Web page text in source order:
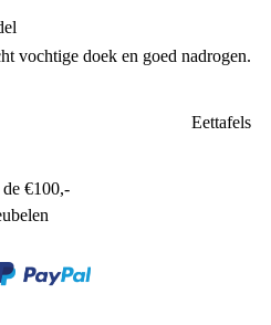
vochtige doek en goed nadrogen.
Eettafels
€100,-